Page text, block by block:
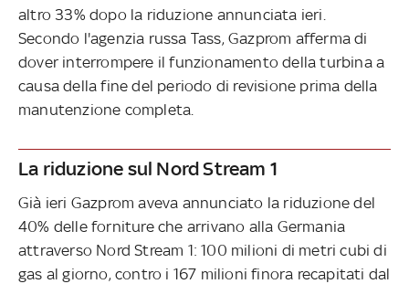
altro 33% dopo la riduzione annunciata ieri.
Secondo l'agenzia russa Tass, Gazprom afferma di
dover interrompere il funzionamento della turbina a
causa della fine del periodo di revisione prima della
manutenzione completa.
La riduzione sul Nord Stream 1
Già ieri Gazprom aveva annunciato la riduzione del
40% delle forniture che arrivano alla Germania
attraverso Nord Stream 1: 100 milioni di metri cubi di
gas al giorno, contro i 167 milioni finora recapitati dal